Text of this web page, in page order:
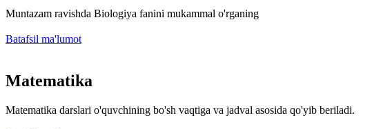
Muntazam ravishda Biologiya fanini mukammal o'rganing
Batafsil ma'lumot
Matematika
Matematika darslari o'quvchining bo'sh vaqtiga va jadval asosida qo'yib beriladi.